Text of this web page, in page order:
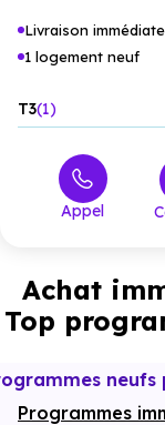
Livraison immédiate
1 logement neuf
T3 1
Appel
Achat
Top
neufs
Programmes